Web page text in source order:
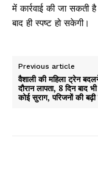
में कार्रवाई की जा
बाद ही स्पष्ट हो सकेगी।
Previous article
वैशाली की महिला ट्रेन
दौरान लापता, 8 दिन बाद
कोई सुराग, परिजनों की बढ़ी